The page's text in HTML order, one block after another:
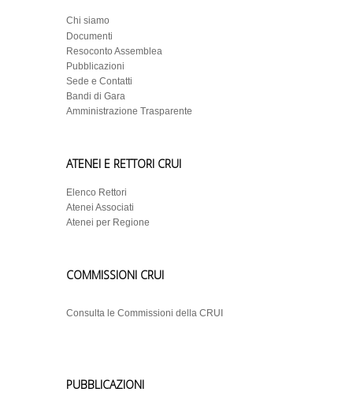
Chi siamo
Documenti
Resoconto Assemblea
Pubblicazioni
Sede e Contatti
Bandi di Gara
Amministrazione Trasparente
ATENEI E RETTORI CRUI
Elenco Rettori
Atenei Associati
Atenei per Regione
COMMISSIONI CRUI
Consulta le Commissioni della CRUI
PUBBLICAZIONI